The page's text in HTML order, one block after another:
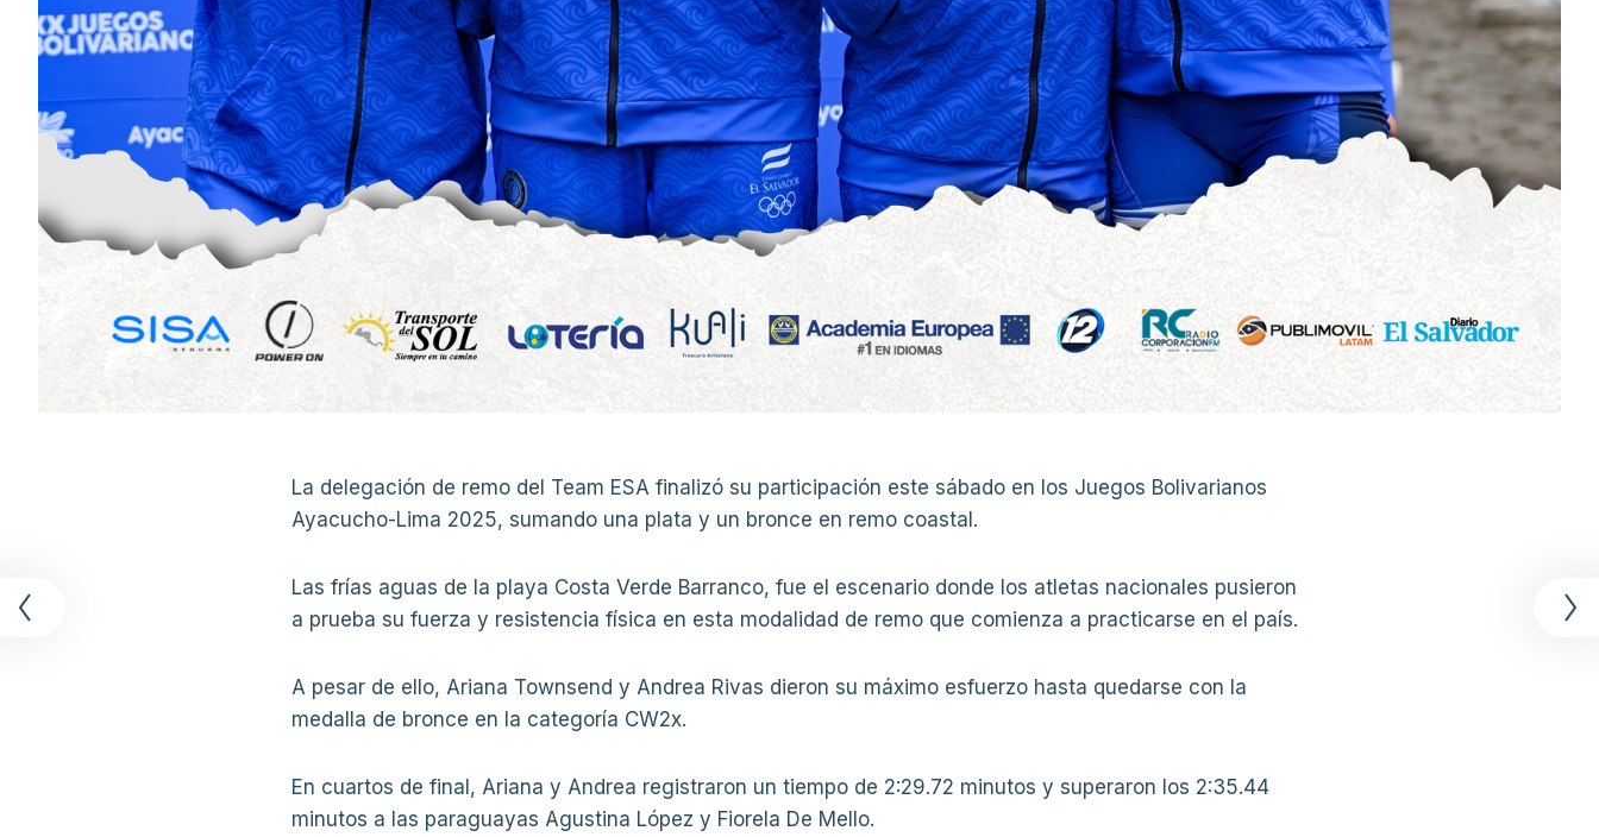
La delegación de remo del Team ESA finalizó su participación este sábado en los Juegos Bolivarianos
Ayacucho-Lima 2025, sumando una plata y un bronce en remo coastal.
Las frías aguas de la playa Costa Verde Barranco, fue el escenario donde los atletas nacionales pusieron
a prueba su fuerza y resistencia física en esta modalidad de remo que comienza a practicarse en el país.
A pesar de ello, Ariana Townsend y Andrea Rivas dieron su máximo esfuerzo hasta quedarse con la
medalla de bronce en la categoría CW2x.
En cuartos de final, Ariana y Andrea registraron un tiempo de 2:29.72 minutos y superaron los 2:35.44
minutos a las paraguayas Agustina López y Fiorela De Mello.